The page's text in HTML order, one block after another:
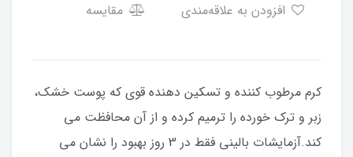
مقایسه
کرم مرطوب کننده و تسکین دهنده قوی که پوست خشک،
زبر و ترک خورده را ترمیم کرده و از آن محافظت می
کند.آزمایشات بالینی فقط در 3 روز بهبود را نشان می